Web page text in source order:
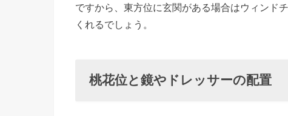
ですから、東方位に玄関がある場合はウィンド
くれるでしょう。
桃花位と鏡やドレッサーの配置